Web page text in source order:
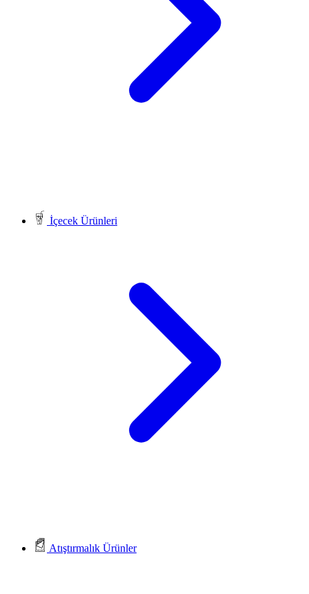
İçecek Ürünleri
Atıştırmalık Ürünler